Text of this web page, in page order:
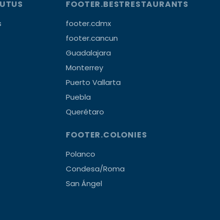
FOOTER.BESTRESTAURANTS
footer.cdmx
footer.cancun
Guadalajara
Monterrey
Puerto Vallarta
Puebla
Querétaro
FOOTER.COLONIES
Polanco
Condesa/Roma
San Ángel